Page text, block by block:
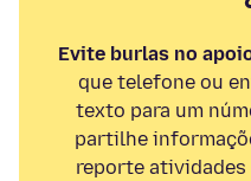
Evite burlas no
que telefone ou
texto para um
partilhe
reporte